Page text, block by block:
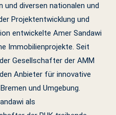
und diversen nationalen und
Projektentwicklung und
entwickelte Amer Sandawi
Immobilienprojekte. Seit
Gesellschafter der AMM
Anbieter für innovative
und Umgebung.
als